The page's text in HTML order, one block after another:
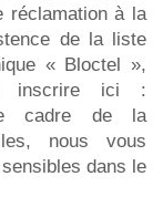
réclamation à la
de la liste
« Bloctel »,
inscrire ici :
cadre de la
nous vous
dans le